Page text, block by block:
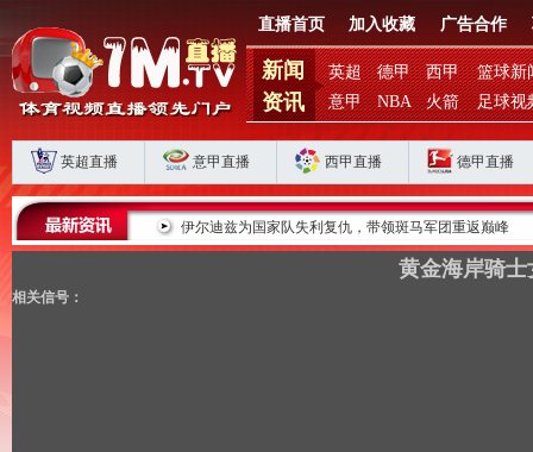
直播首页 加入收藏 广告合作
新闻
资讯
英超 德甲 西甲
篮球新
意甲
NBA 火箭 足球视
英超直播 意甲直播 西甲直播 德甲直播
扣分时代生存 伊尔迪兹为国家队失利复仇，带领斑马军团重返巅峰
黄金海岸骑
相关信号：